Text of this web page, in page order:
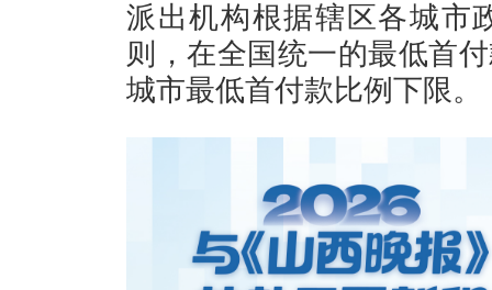
派出机构根据辖区各城市
则，在全国统一的最低首
城市最低首付款比例下限。